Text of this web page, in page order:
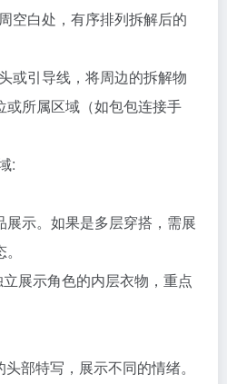
或引导线，将周边的拆解物
所属区域（如包包连接手
:
示。如果是多层穿搭，需展
展示角色的内层衣物，重点
部特写，展示不同的情绪。
大特写。